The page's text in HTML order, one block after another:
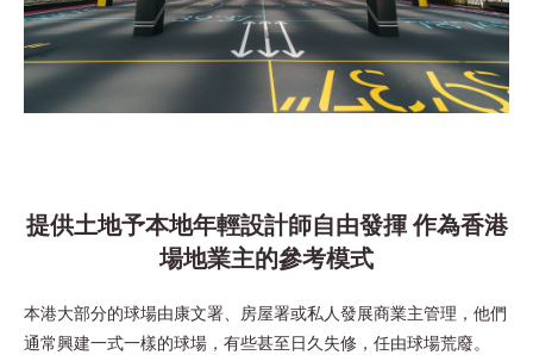
提供土地予本地年輕設計師自由發揮 作為香港
場地業主的參考模式​
本港大部分的球場由康文署、房屋署或私人發展商業主管理，他們
通常興建一式一樣的球場，有些甚至日久失修，任由球場荒廢。